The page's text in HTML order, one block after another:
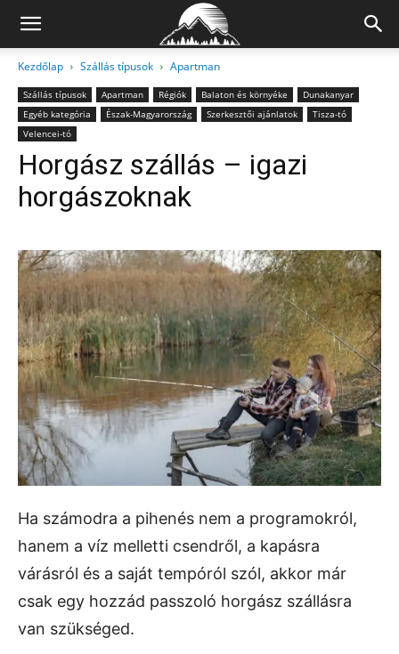
Kezdőlap Szállás típusok Apartman
Szállás típusok Apartman Régiók Balaton és környéke
Dunakanyar
Egyéb kategória
Észak-Magyarország Szerkesztői ajánlatok
Tisza-tó
Velencei-tó
Horgász szállás – igazi
horgászoknak
Ha számodra a pihenés nem a programokról,
hanem a víz melletti csendről, a kapásra
várásról és a saját tempóról szól, akkor már
csak egy hozzád passzoló horgász szállásra
van szükséged.